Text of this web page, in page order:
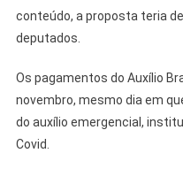
conteúdo, a proposta teria
deputados.
Os pagamentos do Auxílio
novembro, mesmo dia em
do auxílio emergencial,
Covid.